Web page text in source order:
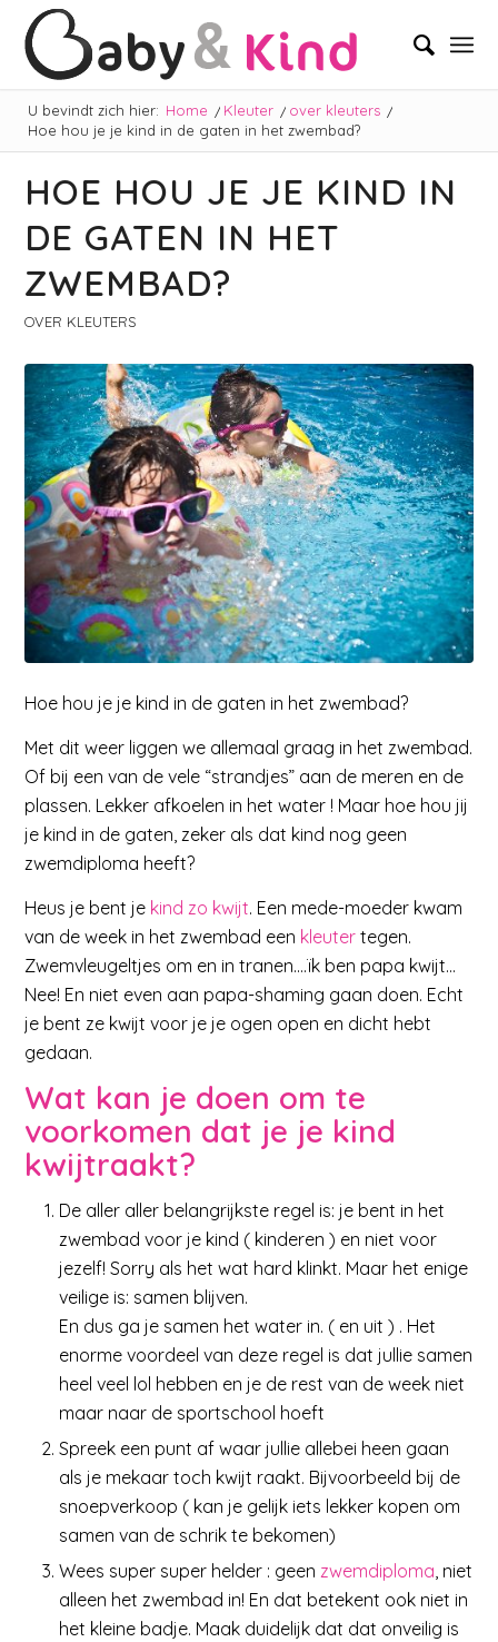
U bevindt zich hier: Home / Kleuter / over kleuters /
Hoe hou je je kind in de gaten in het zwembad?
HOE HOU JE JE KIND IN
DE GATEN IN HET
ZWEMBAD?
OVER KLEUTERS
Hoe hou je je kind in de gaten in het zwembad?
Met dit weer liggen we allemaal graag in het zwembad.
Of bij een van de vele “strandjes” aan de meren en de
plassen. Lekker afkoelen in het water ! Maar hoe hou jij
je kind in de gaten, zeker als dat kind nog geen
zwemdiploma heeft?
Heus je bent je kind zo kwijt. Een mede-moeder kwam
van de week in het zwembad een kleuter tegen.
Zwemvleugeltjes om en in tranen….ïk ben papa kwijt…
Nee! En niet even aan papa-shaming gaan doen. Echt
je bent ze kwijt voor je je ogen open en dicht hebt
gedaan.
Wat kan je doen om te
voorkomen dat je je kind
kwijtraakt?
De aller aller belangrijkste regel is: je bent in het
zwembad voor je kind ( kinderen ) en niet voor
jezelf! Sorry als het wat hard klinkt. Maar het enige
veilige is: samen blijven.
En dus ga je samen het water in. ( en uit ) . Het
enorme voordeel van deze regel is dat jullie samen
heel veel lol hebben en je de rest van de week niet
maar naar de sportschool hoeft
Spreek een punt af waar jullie allebei heen gaan
als je mekaar toch kwijt raakt. Bijvoorbeeld bij de
snoepverkoop ( kan je gelijk iets lekker kopen om
samen van de schrik te bekomen)
Wees super super helder : geenzwemdiploma, niet
alleen het zwembad in! En dat betekent ook niet in
het kleine badje. Maak duidelijk dat dat onveilig is